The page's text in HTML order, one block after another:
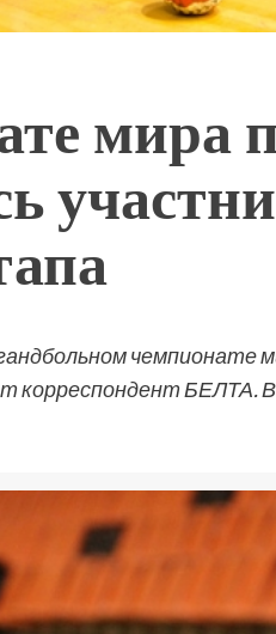
мира
чемпионате
корреспондент БЕЛТА. В